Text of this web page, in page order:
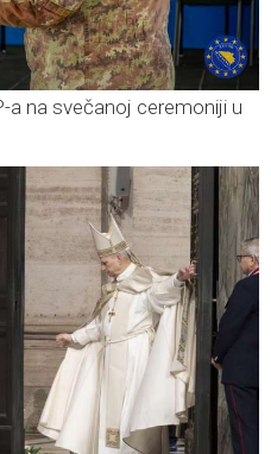
a na svečanoj ceremoniji u